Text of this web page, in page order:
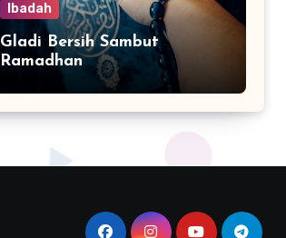
Ibadah
Gladi Bersih Sambut
Ramadhan